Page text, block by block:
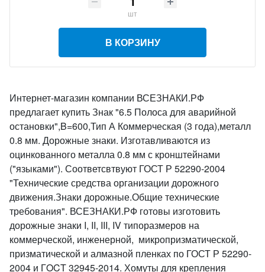
шт
В КОРЗИНУ
Интернет-магазин компании ВСЕЗНАКИ.РФ
предлагает купить Знак "6.5 Полоса для аварийной
остановки",B=600,Тип А Коммерческая (3 года),металл
0.8 мм. Дорожные знаки. Изготавливаются из
оцинкованного металла 0.8 мм с кронштейнами
("языками"). Соответсвтвуют ГОСТ Р 52290-2004
"Технические средства организации дорожного
движения.Знаки дорожные.Общие технические
требования". ВСЕЗНАКИ.РФ готовы изготовить
дорожные знаки I, II, III, IV типоразмеров на
коммерческой, инженерной, микропризматической,
призматической и алмазной пленках по ГОСТ Р 52290-
2004 и ГOCT 32945-2014. Хомуты для крепления